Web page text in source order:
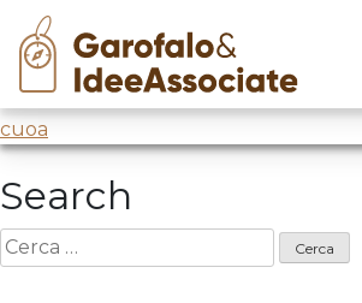
Skip
content
cuoa
Incontro “Zero Gravity Thinkers”
Navigazione
articoli
cuoa
Search
Ricerca
per: